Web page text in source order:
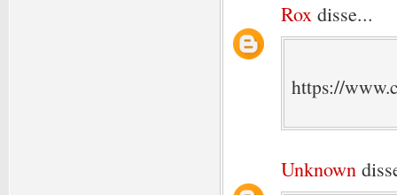
Rox disse...
https://
Unknown